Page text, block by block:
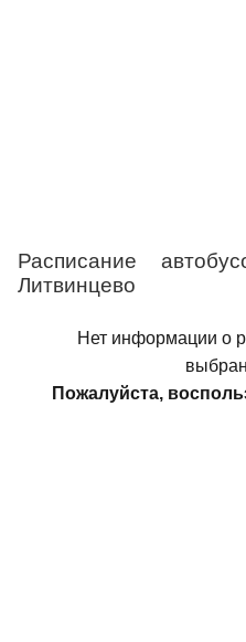
Расписание
Литвинцево
Нет информации о
Пожалуйста,